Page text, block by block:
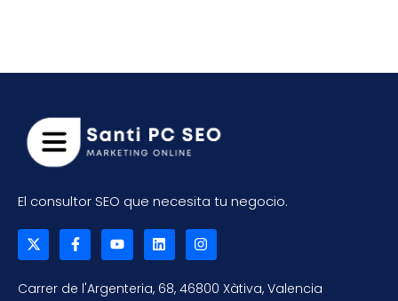
El consultor SEO que necesita tu negocio.
Carrer de l'Argenteria, 68, 46800 Xàtiva, Valencia